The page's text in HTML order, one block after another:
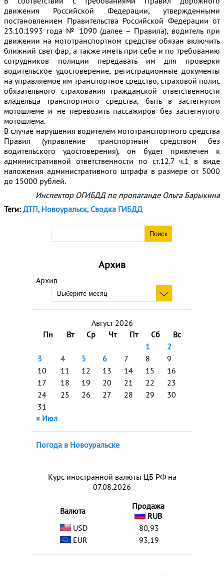
Архив
Архив
Август 2026
Пн
Вт Ср Чт Пт Сб
Вс
1
2
3
4 5 6 7 8
9
10
11 12 13 14 15
16
17
18 19 20 21 22
23
24
25 26 27 28 29
30
31
« Июл
Погода в Новоуральске
Курс иностранной валюты ЦБ РФ на
07.08.2026
Валюта
Продажа
RUB
USD
80,93
EUR
93,19
движения Российской Федерации, утвержденными
постановлением Правительства Российской Федерации от
23.10.1993 года № 1090 (далее – Правила), водитель при
движении на мототранспортном средстве обязан включить
ближний свет фар, а также иметь при себе и по требованию
сотрудников полиции передавать им для проверки
водительское удостоверение, регистрационные документы
на управляемое им транспортное средство, страховой полис
обязательного страхования гражданской ответственности
владельца транспортного средства, быть в застегнутом
мотошлеме и не перевозить пассажиров без застегнутого
мотошлема.
В случае нарушения водителем мототранспортного средства
Правил (управление транспортным средством без
водительского удостоверения), он будет привлечен к
административной ответственности по ст.12.7 ч.1 в виде
наложения административного штрафа в размере от 5000
до 15000 рублей.
Инспектор ОГИБДД по пропаганде Ольга Барыкина
Теги: ДТП, Новоуральск, Сводка ГИБДД